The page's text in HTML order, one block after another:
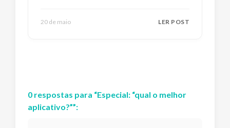
20 de maio LER POST
0 respostas para “Especial: “qual o melhor
aplicativo?””: